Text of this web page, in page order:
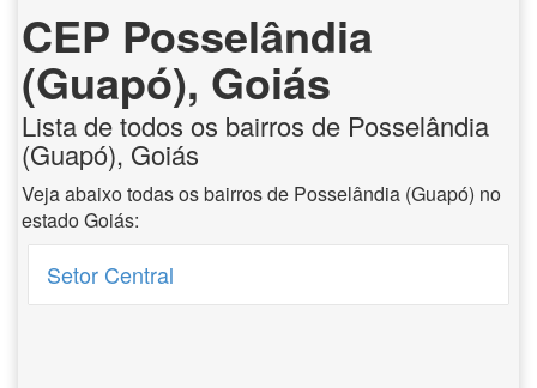
CEP Posselândia
(Guapó), Goiás
Lista de todos os bairros de Posselândia
(Guapó), Goiás
Veja abaixo todas os bairros de Posselândia (Guapó) no
estado Goiás:
Setor Central